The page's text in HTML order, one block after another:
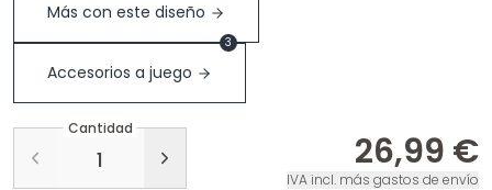
Más con este diseño
Accesorios a juego
3
Cantidad
26,99 €
IVA incl. más gastos de envío